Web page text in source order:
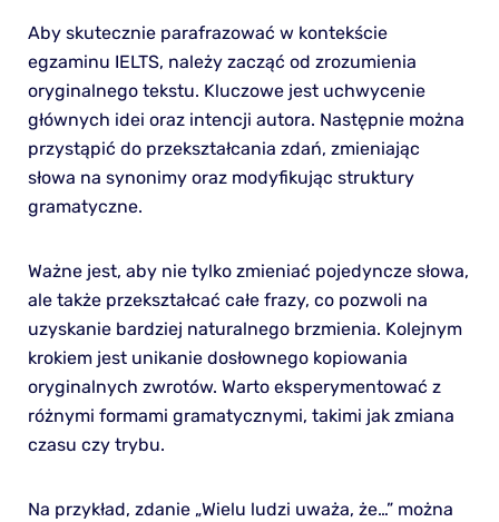
Aby skutecznie parafrazować w kontekście
egzaminu IELTS, należy zacząć od zrozumienia
oryginalnego tekstu. Kluczowe jest uchwycenie
głównych idei oraz intencji autora. Następnie można
przystąpić do przekształcania zdań, zmieniając
słowa na synonimy oraz modyfikując struktury
gramatyczne.
Ważne jest, aby nie tylko zmieniać pojedyncze słowa,
ale także przekształcać całe frazy, co pozwoli na
uzyskanie bardziej naturalnego brzmienia. Kolejnym
krokiem jest unikanie dosłownego kopiowania
oryginalnych zwrotów. Warto eksperymentować z
różnymi formami gramatycznymi, takimi jak zmiana
czasu czy trybu.
Na przykład, zdanie „Wielu ludzi uważa, że…” można